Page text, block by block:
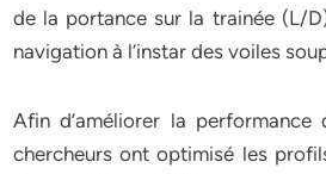
de la portance sur la trainée (L/
navigation à l’instar des voiles
Afin d’améliorer la performance
chercheurs ont optimisé les